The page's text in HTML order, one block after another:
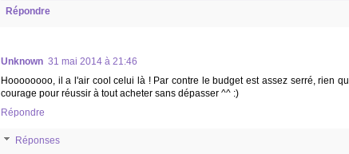
Répondre
Unknown 31 mai 2014 à 21:46
Hoooooooo, il a l'air cool celui là ! Par contre le budget est assez serré, rien
courage pour réussir à tout acheter sans dépasser ^^ :)
Répondre
Réponses